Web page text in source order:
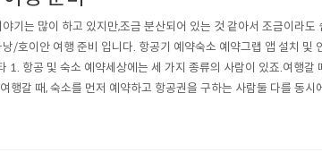
기는 많이 하고 있지만,조금 분산되어 있는 것 같아서 조금이라도
/호이안 여행 준비 입니다. 항공기 예약숙소 예약그랩 앱 설치 및
1. 항공 및 숙소 예약세상에는 세 가지 종류의 사람이 있죠.여행갈
행갈 때, 숙소를 먼저 예약하고 항공권을 구하는 사람둘 다를 동시
행에서 빠질 수 없는 두가지 입니다.저는 주로 항공은 조금 제약된